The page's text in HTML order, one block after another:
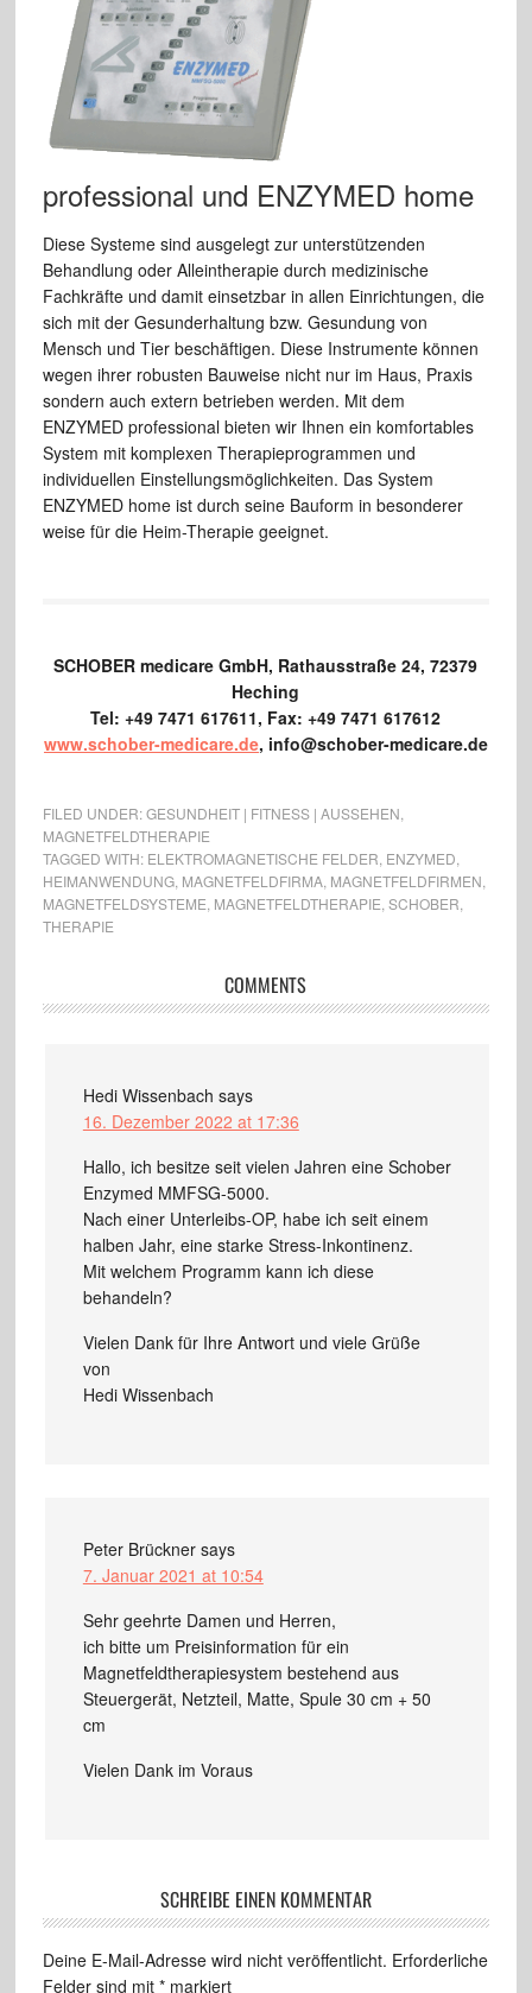
professional und ENZYMED home
Diese Systeme sind ausgelegt zur unterstützenden
Behandlung oder Alleintherapie durch medizinische
Fachkräfte und damit einsetzbar in allen Einrichtungen, die
sich mit der Gesunderhaltung bzw. Gesundung von
Mensch und Tier beschäftigen. Diese Instrumente können
wegen ihrer robusten Bauweise nicht nur im Haus, Praxis
sondern auch extern betrieben werden. Mit dem
ENZYMED professional bieten wir Ihnen ein komfortables
System mit komplexen Therapieprogrammen und
individuellen Einstellungsmöglichkeiten. Das System
ENZYMED home ist durch seine Bauform in besonderer
weise für die Heim-Therapie geeignet.
SCHOBER medicare GmbH, Rathausstraße 24,72379
Heching
Tel: +49 7471 617611, Fax: +49 7471 617612
www.schober-medicare.de, info@schober-medicare.de
FILED UNDER:GESUNDHEIT | FITNESS | AUSSEHEN
MAGNETFELDTHERAPIE
TAGGED WITH: ELEKTROMAGNETISCHE FELDER ENZYMED
HEIMANWENDUNG, MAGNETFELDFIRMA, MAGNETFELDFIRMEN
MAGNETFELDSYSTEME MAGNETFELDTHERAPIE SCHOBER
THERAPIE
COMMENTS
Hedi Wissenbach says
16. Dezember 2022 at 17:36
Hallo, ich besitze seit vielen Jahren eine Schober
Enzymed MMFSG-5000.
Nach einer Unterleibs-OP, habe ich seit einem
halben Jahr, eine starke Stress-Inkontinenz.
Mit welchem Programm kann ich diese
behandeln?
Vielen Dank für Ihre Antwort und viele Grüße
von
Hedi Wissenbach
Peter Brückner says
7. Januar 2021 at 10:54
Sehr geehrte Damen und Herren,
ich bitte um Preisinformation für ein
Magnetfeldtherapiesystem bestehend aus
Steuergerät, Netzteil, Matte, Spule 30 cm + 50
cm
Vielen Dank im Voraus
SCHREIBE EINEN KOMMENTAR
Deine E-Mail-Adresse wird nicht veröffentlicht. Erforderliche
Felder sind mit *markiert